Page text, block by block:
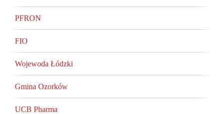
PFRON
FIO
Wojewoda Łódzki
Gmina Ozorków
UCB Pharma